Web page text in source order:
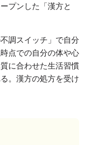
プンした「漢方と
調スイッチ」で自分
点での自分の体や心
に合わせた生活習慣
。漢方の処方を受け